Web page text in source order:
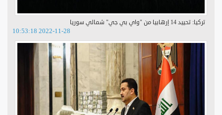
تركيا: تحييد 14 إرهابيا من "واي بي جي" شمالي سوريا
2022-11-28 10:53:18